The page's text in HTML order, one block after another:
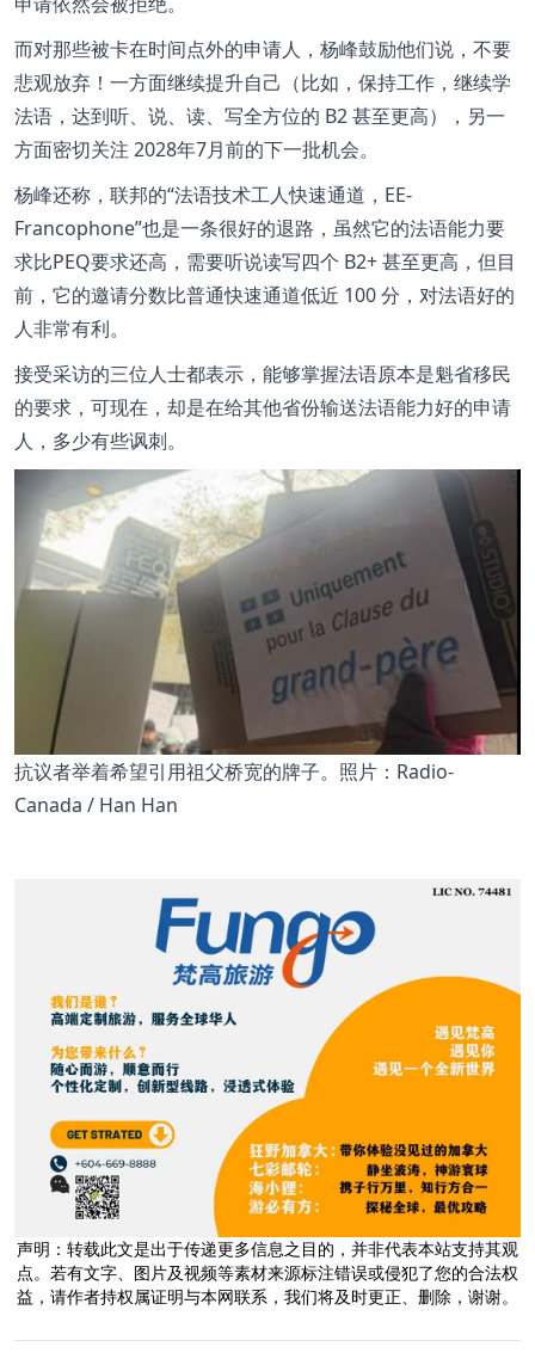
而对那些被卡在时间点外的申请人，杨峰鼓励他们说，不要
悲观放弃！一方面继续提升自己（比如，保持工作，继续学
法语，达到听、说、读、写全方位的 B2 甚至更高），另一
方面密切关注 2028年7月前的下一批机会。
杨峰还称，联邦的 法语技术工人快速通道，EE-
Francophone 也是一条很好的退路，虽然它的法语能力要
求比PEQ要求还高，需要听说读写四个 B2+ 甚至更高，但目
前，它的邀请分数比普通快速通道低近 100 分，对法语好的
人非常有利。
接受采访的三位人士都表示，能够掌握法语原本是魁省移民
的要求，可现在，却是在给其他省份输送法语能力好的申请
人，多少有些讽刺。
抗议者举着希望引用祖父桥宽的牌子。照片：Radio-
Canada / Han Han
声明：转载此文是出于传递更多信息之目的，并非代表本站支持其观
点。若有文字、图片及视频等素材来源标注错误或侵犯了您的合法权
益，请作者持权属证明与本网联系，我们将及时更正、删除，谢谢。